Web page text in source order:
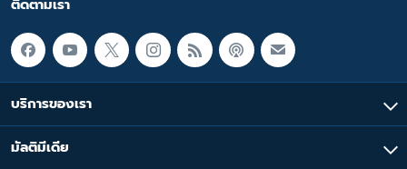
ติดตามเรา
บริการของเรา
มัลติมีเดีย